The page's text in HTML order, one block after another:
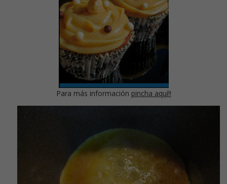
Para más información pincha aquí!!